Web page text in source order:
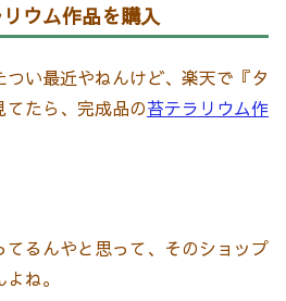
ウム作品を購入
い最近やねんけど、楽天で『タ
てたら、完成品の苔テラリウム作
るんやと思って、そのショップ
ね。